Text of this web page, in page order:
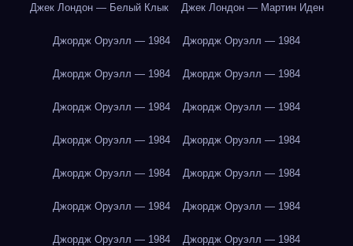
Джек Лондон — Белый Клык Джек Лондон — Мартин Иден
Джордж Оруэлл — 1984 Джордж Оруэлл — 1984
Джордж Оруэлл — 1984 Джордж Оруэлл — 1984
Джордж Оруэлл — 1984 Джордж Оруэлл — 1984
Джордж Оруэлл — 1984 Джордж Оруэлл — 1984
Джордж Оруэлл — 1984 Джордж Оруэлл — 1984
Джордж Оруэлл — 1984 Джордж Оруэлл — 1984
Джордж Оруэлл — 1984 Джордж Оруэлл — 1984